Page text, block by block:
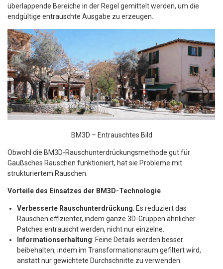
überlappende Bereiche in der Regel gemittelt werden, um die
endgültige entrauschte Ausgabe zu erzeugen.
BM3D – Entrauschtes Bild
Obwohl die BM3D-Rauschunterdrückungsmethode gut für
Gaußsches Rauschen funktioniert, hat sie Probleme mit
strukturiertem Rauschen.
Vorteile des Einsatzes der BM3D-Technologie
Verbesserte Rauschunterdrückung: Es reduziert das
Rauschen effizienter, indem ganze 3D-Gruppen ähnlicher
Patches entrauscht werden, nicht nur einzelne.​
Informationserhaltung: Feine Details werden besser
beibehalten, indem im Transformationsraum gefiltert wird,
anstatt nur gewichtete Durchschnitte zu verwenden.​